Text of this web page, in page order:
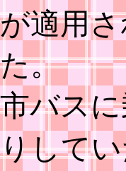
が適用
た。
市バス
りして